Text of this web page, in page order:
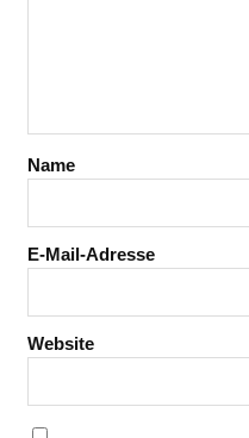
Name
E-Mail-Adresse
Website